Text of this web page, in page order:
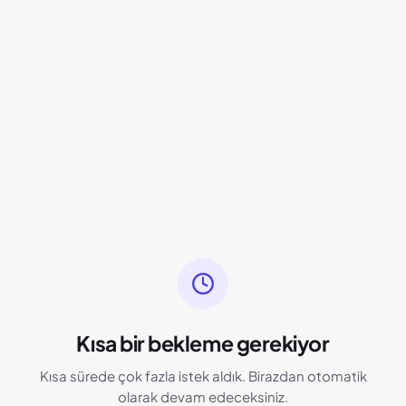
Kısa bir bekleme gerekiyor
Kısa sürede çok fazla istek aldık. Birazdan otomatik
olarak devam edeceksiniz.